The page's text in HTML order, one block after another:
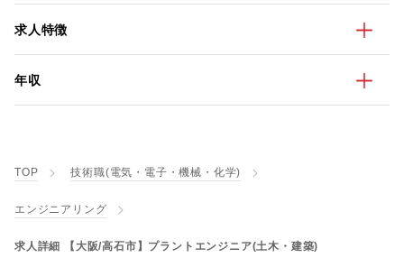
求人特徴
年収
TOP 技術職(電気・電子・機械・化学)
エンジニアリング
求人詳細 【大阪/高石市】プラントエンジニア(土木・建築)